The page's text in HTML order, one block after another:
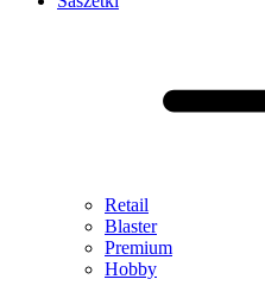
Retail
Blaster
Premium
Hobby